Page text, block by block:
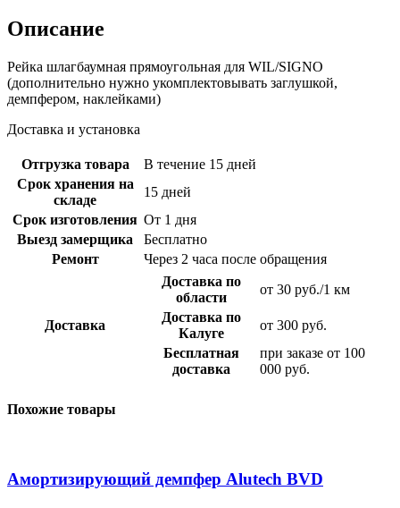
Описание
Рейка шлагбаумная прямоугольная для WIL/SIGNO
(дополнительно нужно укомплектовывать заглушкой,
демпфером, наклейками)
Доставка и установка
Отгрузка товара
В течение 15 дней
Срок хранения на
складе
15 дней
Срок изготовления От 1 дня
Выезд замерщика
Бесплатно
Ремонт
Через 2 часа после обращения
Доставка
Доставка по
области
от 30 руб./1 км
Доставка по
Калуге
от 300 руб.
Бесплатная
доставка
при заказе от 100
000 руб.
Похожие товары
Амортизирующий демпфер Alutech BVD